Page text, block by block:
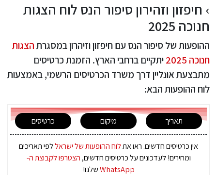
חיפזון וזהירון סיפור הנס לוח הצגות
חנוכה 2025
ההופעות של סיפור הנס עם חיפזון וזיהרון במסגרתהצגות
חנוכה 2025
יתקיים ברחבי הארץ. הזמנת כרטיסים
מתבצעת אונליין דרך משרד הכרטיסים הרשמי, באמצעות
לוח ההופעות הבא:
תאריך מיקום כרטיסים
אין כרטיסים חדשים. ראו אתלוח ההופעות של ישראללפי תאריכים
ומחירים! לעדכונים על כרטיסים חדשים, הצטרפו לקבוצת ה-
WhatsAppשלנו!